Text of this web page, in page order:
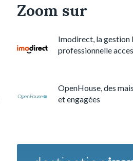
Zoom sur
Imodirect, la gestion
professionnelle
OpenHouse, des
et engagées